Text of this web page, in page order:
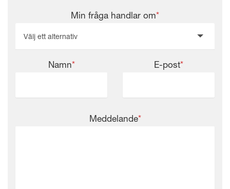
Min fråga handlar om*
Välj ett alternativ
Namn* E-post*
Meddelande*